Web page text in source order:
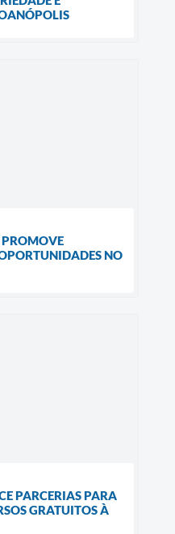
NO
PARCERIAS PARA
GRATUITOS À